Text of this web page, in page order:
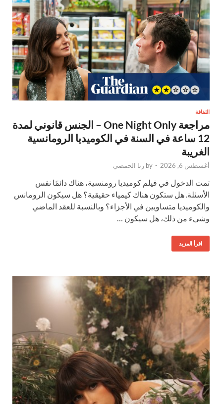
الثقافة
مراجعة One Night Only – الجنس قانوني لمدة
12 ساعة في السنة في الكوميديا الرومانسية
الغريبة
أغسطس 6, 2026 -
by رنا الحمصي
تمت الدخول في فيلم كوميديا رومنسية، هناك دائمًا نفس
الأسئلة. هل ستكون هناك كيمياء حقيقية؟ هل سيكون الرومانس
والكوميديا متساويين في الأجزاء؟ وبالنسبة للعقد الماضي
وشيء من ذلك، هل سيكون …
اقرأ المزيد